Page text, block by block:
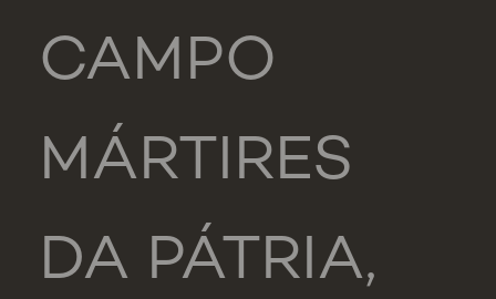
CAMPO
MÁRTIRES
DA PÁTRIA,